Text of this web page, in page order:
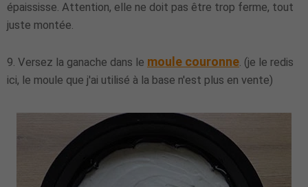
épaississe. Attention, elle ne doit pas être trop ferme, tout
juste montée.
9. Versez la ganache dans le moule couronne. (je le redis
ici, le moule que j'ai utilisé à la base n'est plus en vente)